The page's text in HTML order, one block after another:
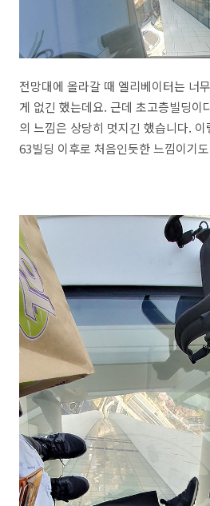
전망대에 올라갈 때 엘리베이터는 너
게 없긴 했는데요. 근데 초고층빌딩이
의 느낌은 상당히 멋지긴 했습니다.
63빌딩 이후로 처음인듯한 느낌이기